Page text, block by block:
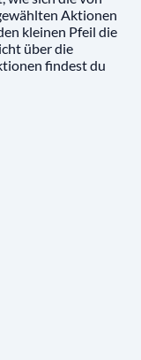
Aktionen
kleinen Pfeil die
über die
findest du